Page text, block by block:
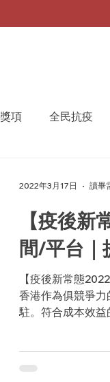
獎項 全民抗疫
【疫後新
間/平台｜
【疫後新常態
香港作為俱競爭
駐。符合成本效
2022年3月17日 讀畢